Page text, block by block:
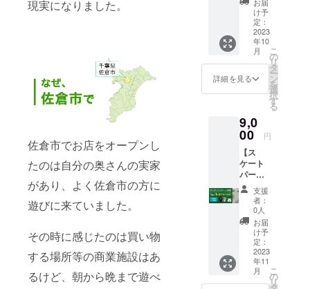
現実になりました。
佐倉市でお店をオープンし
たのは自分の奥さんの実家
があり、よく佐倉市の方に
遊びに来ていました。
その時に感じたのは買い物
する場所等の商業施設はあ
るけど、朝から晩まで遊べ
ルアド
レスよ
り送ら
せて頂
きま
す。
併用は
不可に
なりま
す。
メール
につい
ては
ルアド
レスよ
り送ら
せて頂
きま
す。
年１1月
中を予
定して
ます。
パーク
での直
接渡し
ルとの
併用は
不可に
なりま
す。
メール
につい
ては
LIFE
パーク
のメー
ルアド
レスよ
り送ら
せて頂
７，０
００円
スケー
トパー
ク１日
券(１８
００
円)×５
(まだ
利用の
ない
方）※１
年間有
効 年会
費登録
料(定価
１００
０円・
１年間
の施設
利用料)
お礼
メール
有効期
限は1年
け予
定：
2023
年10
月
詳細を見る
こ
の
リ
タ
ー
ン
を
選
択
す
る
9,0
00 円
【ス
ケート
パーク
施設利
用券】
クラウ
ドファ
ンティ
ング限
定 金
額９，
０００
円 ス
支援
者：
0人
お届
け予
定：
2023
年11
月
こ
の
リ